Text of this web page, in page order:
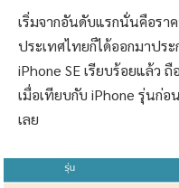
เริ่มจากอันดับแรกนั่นคือรา
ประเทศไทยก็ได้ออกมาปร
iPhone SE เรียบร้อยแล้ว
เมื่อเทียบกับ iPhone รุ่นก่
เลย